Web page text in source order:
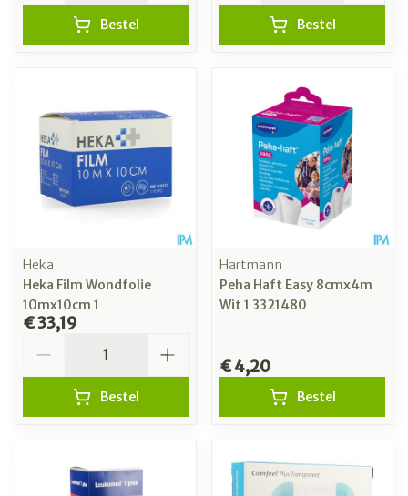
Bestel Bestel
Heka
Heka Film Wondfolie
10mx10cm 1
€ 33,19
Bestel
Hartmann
Peha Haft Easy 8cmx4m
Wit 1 3321480
€ 4,20
Bestel